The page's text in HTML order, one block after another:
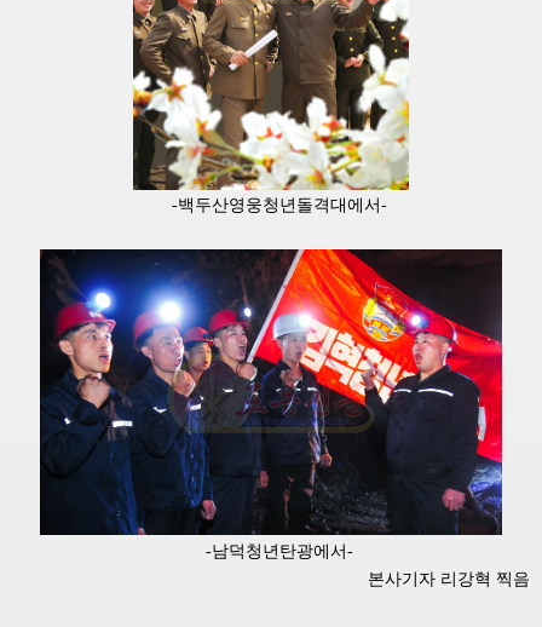
-백두산영웅청년돌격대에서-
-남덕청년탄광에서-
본사기자 리강혁 찍음